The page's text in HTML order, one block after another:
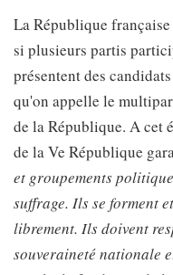
La République
si plusieurs partis
présentent des
qu'on appelle le
de la République. A cet
de la Ve République
et groupements
suffrage. Ils se forment
librement. Ils doivent
souveraineté nationale